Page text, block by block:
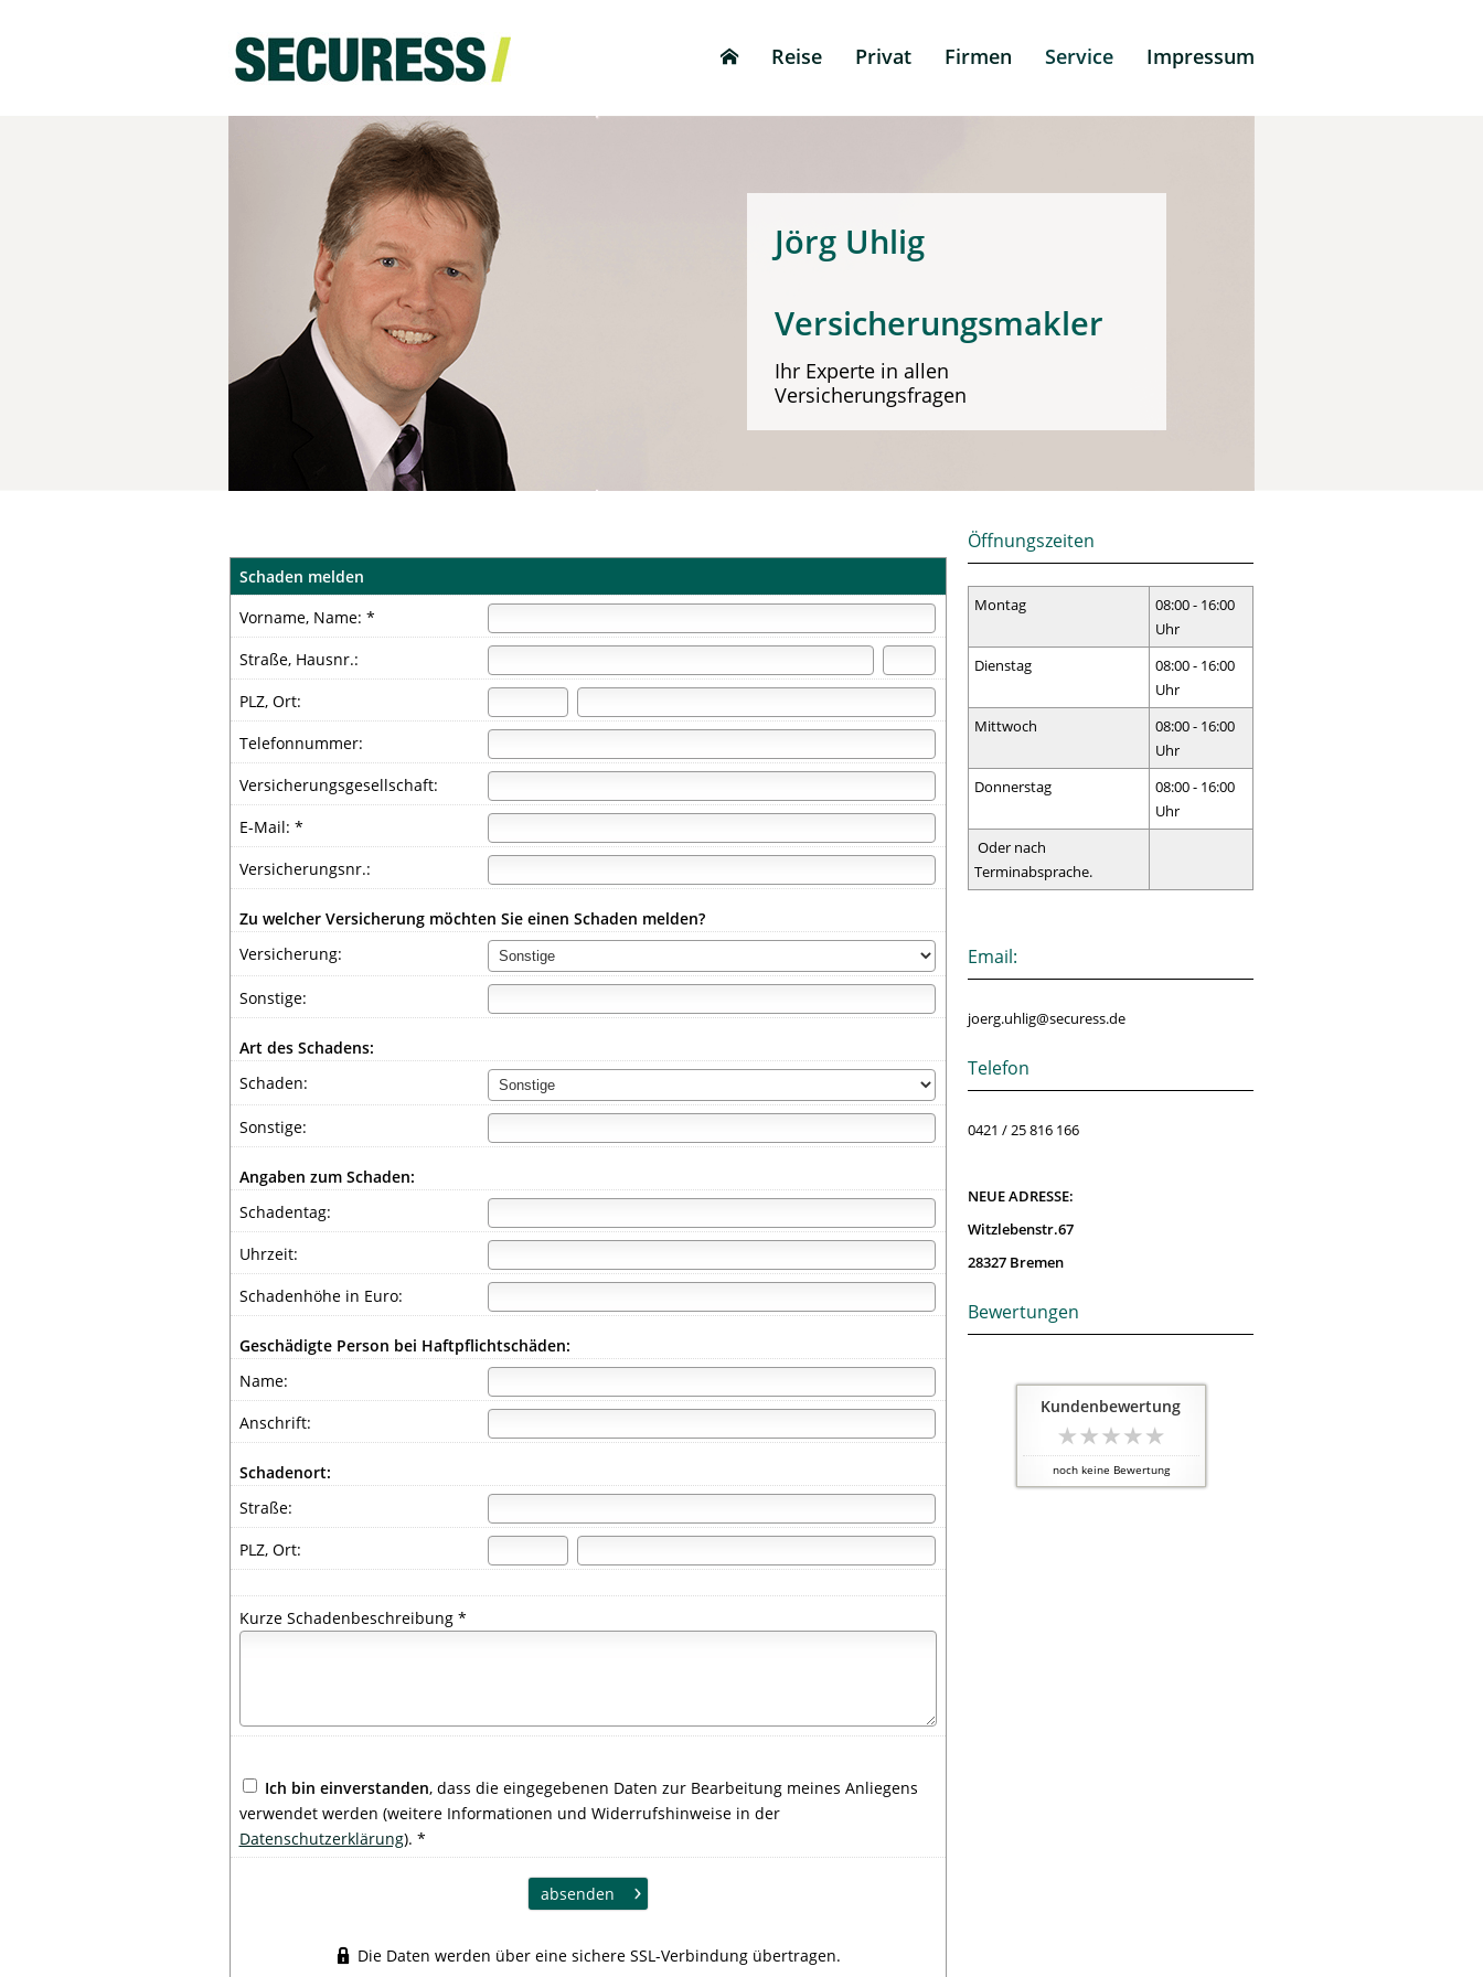
Reise Privat Firmen Service Impressum
Jörg Uhlig
Versicherungsmakler
Ihr Experte in allen
Versicherungsfragen
Öffnungszeiten
Montag
08:00 - 16:00
Uhr
Dienstag
08:00 - 16:00
Uhr
Mittwoch
08:00 - 16:00
Uhr
Donnerstag
08:00 - 16:00
Uhr
Oder nach
Terminabsprache.
Email:
joerg.uhlig@securess.de
Telefon
0421 / 25 816 166
NEUE ADRESSE:
Witzlebenstr.67
28327 Bremen
Bewertungen
Kundenbewertung
noch keine Bewertung
Schaden melden
Vorname, Name: *
Straße, Hausnr.:
PLZ, Ort:
Telefonnummer:
Versicherungsgesellschaft:
E-Mail: *
Versicherungsnr.:
Zu welcher Versicherung möchten Sie einen Schaden melden?
Versicherung:
Sonstige:
Art des Schadens:
Schaden:
Sonstige:
Angaben zum Schaden:
Schadentag:
Uhrzeit:
Schadenhöhe in Euro:
Geschädigte Person bei Haftpflichtschäden:
Name:
Anschrift:
Schadenort:
Straße:
PLZ, Ort:
Kurze Schadenbeschreibung *
Ich bin einverstanden, dass die eingegebenen Daten zur Bearbeitung meines Anliegens
verwendet werden (weitere Informationen und Widerrufshinweise in der
Datenschutzerklärung). *
absenden
Die Daten werden über eine sichere SSL-Verbindung übertragen.